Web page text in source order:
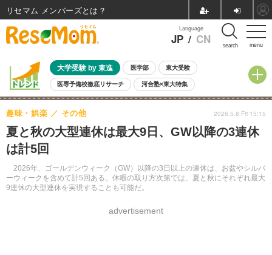
menu
Language
JP / CN search
大学受験 by 東進 医学部 東大受験
医専予備校徹底リサーチ 河合塾×東大特集
親子で考える大学選び 高校受験 中学受験 小学校受験
共通テスト 夏休み
8月開催イベント・WS 全国公立高校 過去問 人気記事
自由研究教材（小学生向け）
夏と秋の大型連休は最大9日、GW以降の3連休
は計5回
2026年、ゴールデンウィーク（GW）以降の3日以上の連休は、お盆やシルバ
ーウィークを含めて計5回ある。休暇の取り方次第では、夏と秋にそれぞれ最大
9連休の大型連休を実現することも可能だ。
趣味・娯楽 その他
advertisement
2026.5.8 Fri 15:15
リセマム メンバーズ